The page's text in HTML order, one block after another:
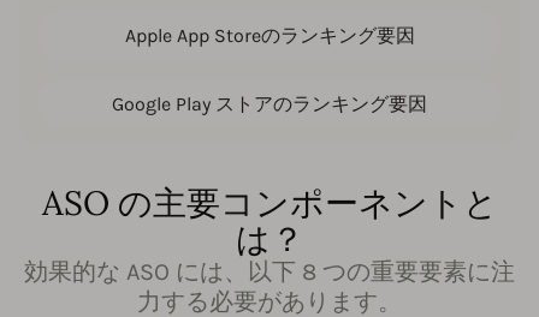
Apple App Storeのランキング要因
Google Play ストアのランキング要因
ASO の主要コンポーネントと
は？
効果的な ASO には、以下 8 つの重要要素に注
力する必要があります。